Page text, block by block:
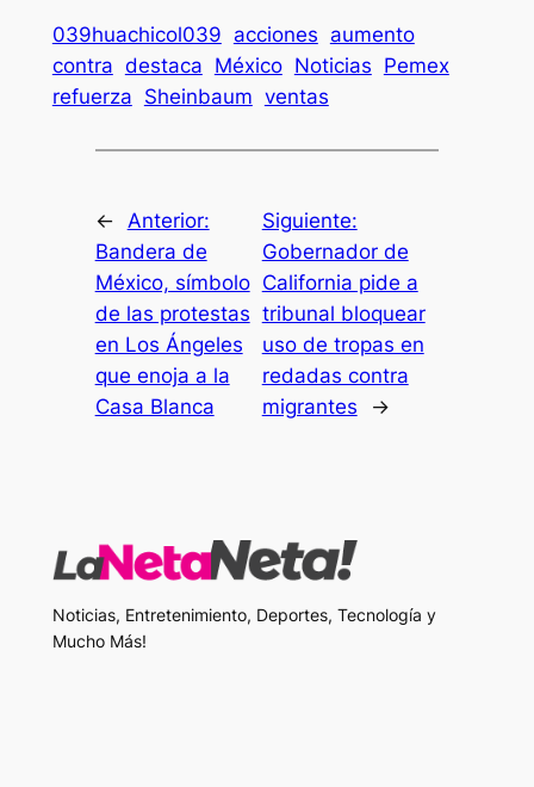
039huachicol039 acciones aumento
contra destaca México Noticias Pemex
refuerza Sheinbaum ventas
←
Anterior:
Bandera de
México, símbolo
de las protestas
en Los Ángeles
que enoja a la
Casa Blanca
Siguiente:
Gobernador de
California pide a
tribunal bloquear
uso de tropas en
redadas contra
migrantes
→
Noticias, Entretenimiento, Deportes, Tecnología y
Mucho Más!